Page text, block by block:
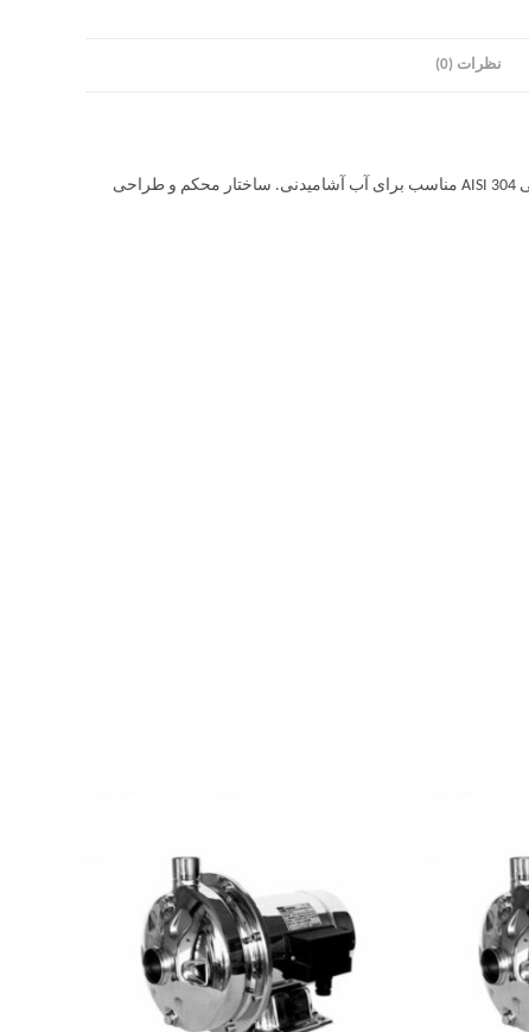
نظرات (0)
پمپ طبقاتی افقی استیل آبارا MATRIX از جنس استنلس استیل چند مرحله ای افقی AISI 304 مناسب برای آب آشامیدنی. ساختار محکم و طراحی